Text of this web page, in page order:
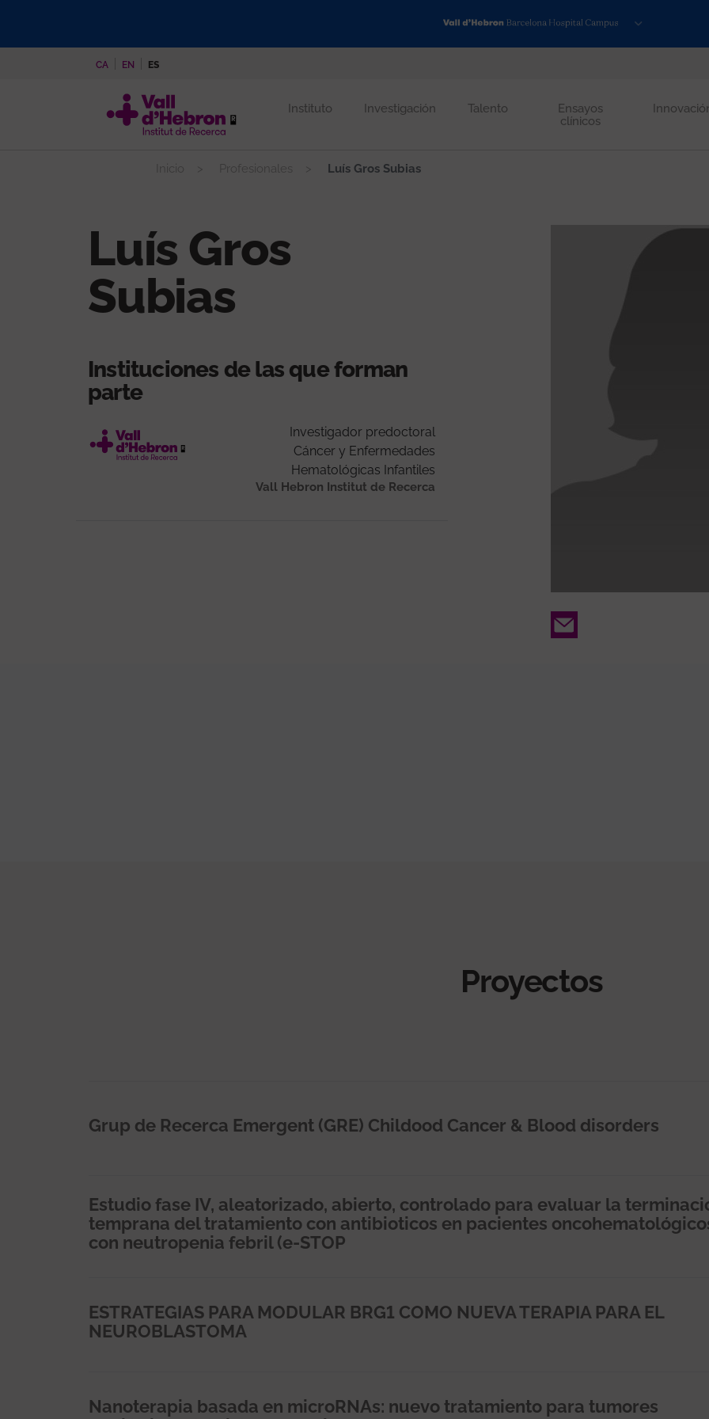
CA EN ES
Instituto Investigación Talento
Ensayos
clínicos
Profesionales Luís Gros Subias
Luís Gros
Subias
Instituciones de las que forman
parte
Investigador predoctoral
Cáncer y Enfermedades
Hematológicas Infantiles
Vall Hebron Institut de Recerca
Email
Proyectos
Grup de Recerca Emergent (GRE) Childood Cancer & Blood disorders
Estudio fase IV, aleatorizado, abierto, controlado para evaluar la
temprana del tratamiento con antibioticos en pacientes
con neutropenia febril (e-STOP
ESTRATEGIAS PARA MODULAR BRG1 COMO NUEVA TERAPIA PARA EL
NEUROBLASTOMA
Nanoterapia basada en microRNAs: nuevo tratamiento para tumores